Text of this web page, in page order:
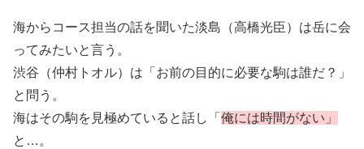
海からコース担当の話を聞いた淡島（高橋光臣）は岳に会
ってみたいと言う。
渋谷（仲村トオル）は「お前の目的に必要な駒は誰だ？」
と問う。
海はその駒を見極めていると話し「 俺には時間がない」
と…。